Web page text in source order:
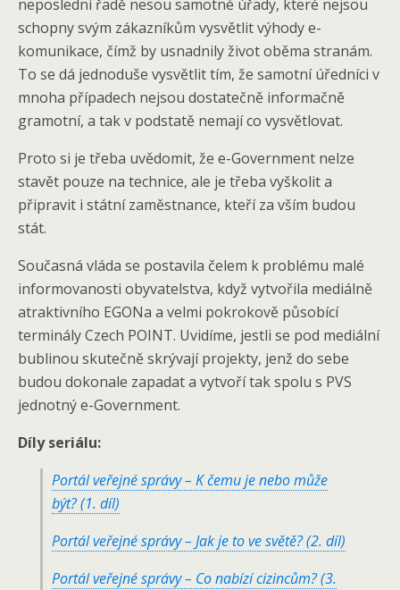
neposlední řadě nesou samotné úřady, které nejsou
schopny svým zákazníkům vysvětlit výhody e-
komunikace, čímž by usnadnily život oběma stranám.
To se dá jednoduše vysvětlit tím, že samotní úředníci v
mnoha případech nejsou dostatečně informačně
gramotní, a tak v podstatě nemají co vysvětlovat.
Proto si je třeba uvědomit, že e-Government nelze
stavět pouze na technice, ale je třeba vyškolit a
připravit i státní zaměstnance, kteří za vším budou
stát.
Současná vláda se postavila čelem k problému malé
informovanosti obyvatelstva, když vytvořila mediálně
atraktivního EGONa a velmi pokrokově působící
terminály Czech POINT. Uvidíme, jestli se pod mediální
bublinou skutečně skrývají projekty, jenž do sebe
budou dokonale zapadat a vytvoří tak spolu s PVS
jednotný e-Government.
Díly seriálu:
Portál veřejné správy – K čemu je nebo může
být? (1. díl)
Portál veřejné správy – Jak je to ve světě? (2. díl)
Portál veřejné správy – Co nabízí cizincům? (3.